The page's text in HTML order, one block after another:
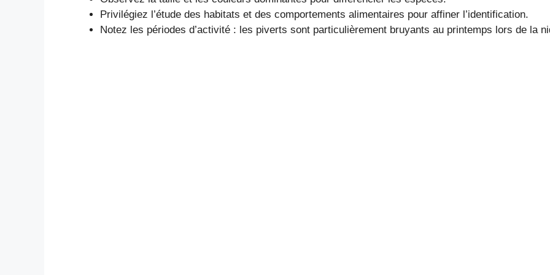
Privilégiez l’étude des habitats et des comportements alimentaires pour affiner l’identification.
Notez les périodes d’activité : les piverts sont particulièrement bruyants au printemps lors de la